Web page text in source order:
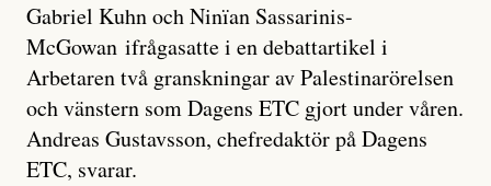
Gabriel Kuhn och Ninïan Sassarinis-
McGowan ifrågasatte i en debattartikel i
Arbetaren två granskningar av Palestinarörelsen
och vänstern som Dagens ETC gjort under våren.
Andreas Gustavsson, chefredaktör på Dagens
ETC, svarar.